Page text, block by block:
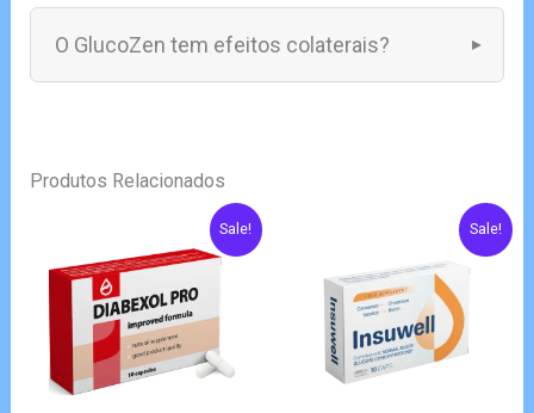
O GlucoZen tem efeitos colaterais?
Produtos Relacionados
Sale! Sale!